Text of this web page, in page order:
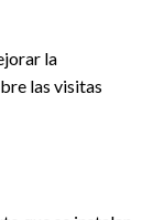
la
las visitas